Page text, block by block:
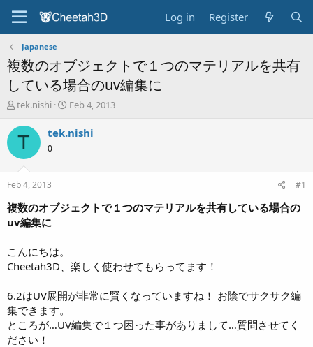
Log in Register
Japanese
複数のオブジェクトで１つのマテリアルを共有
している場合のuv編集に
T
r
e
a
s
t
a
r
t
r
tek.nishi
S
a
e
Feb 4, 2013
T tek.nishi
0
Feb 4, 2013 #1
複数のオブジェクトで１つのマテリアルを共有している場合の
uv編集に
こんにちは。
Cheetah3D、楽しく使わせてもらってます！
6.2はUV展開が非常に賢くなっていますね！ お陰でサクサク編
集できます。
ところが…UV編集で１つ困った事がありまして…質問させてく
ださい！